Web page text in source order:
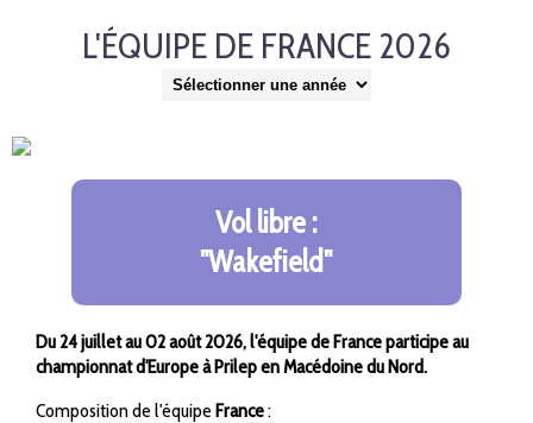
L'ÉQUIPE DE FRANCE 2026
Vol libre :
"Wakefield"
Du 24 juillet au 02 août 2026,l'équipe de France participe au
championnat d'Europe à Prilep en Macédoine du Nord.
Composition de l'équipe France: